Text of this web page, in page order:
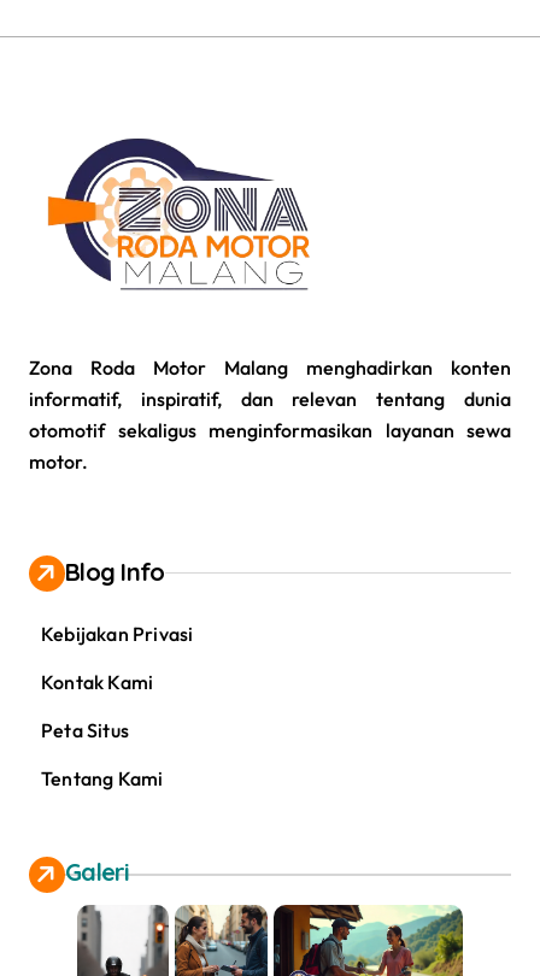
Zona Roda Motor Malang menghadirkan konten
informatif, inspiratif, dan relevan tentang dunia
otomotif sekaligus menginformasikan layanan sewa
motor.
Blog Info
Kebijakan Privasi
Kontak Kami
Peta Situs
Tentang Kami
Galeri